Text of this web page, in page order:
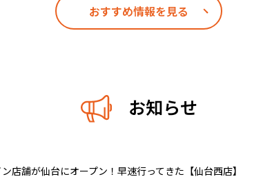
おすすめ情報を見る
お知らせ
店舗が仙台にオープン！早速行ってきた【仙台西店】